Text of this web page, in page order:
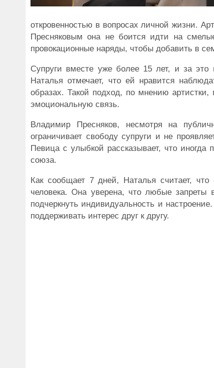
откровенностью в вопросах личной жизни.
Пресняковым она не боится идти на
провокационные наряды, чтобы добавить в
Супруги вместе уже более 15 лет, и за
Наталья отмечает, что ей нравится
образах. Такой подход, по мнению артистки,
эмоциональную связь.
Владимир Пресняков, несмотря на
ограничивает свободу супруги и не
Певица с улыбкой рассказывает, что
союза.
Как сообщает 7 дней, Наталья считает,
человека. Она уверена, что любые
подчеркнуть индивидуальность и
поддерживать интерес друг к другу.